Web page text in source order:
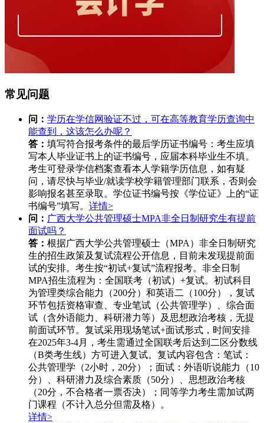
常见问题
问： 学历在学信网验证不过，可在高等教育学历查询中
能查到，这该怎么办呢？
答： 填写符合报考条件的最后学历证书编号：考生应填
写本人毕业证书上的证书编号，应届本科毕业生不填。
考生可登录学信档案查看本人学籍学历信息，如有疑
问，请尽快与毕业/就读学校学籍管理部门联系，否则会
影响报名甚至录取。学位证书编号按《学位证》上的“证
书编号”填写。 详情>
问： 广西大学公共管理硕士MPA非全日制研究生有提前
面试吗？
答： 根据广西大学公共管理硕士（MPA）非全日制研究
生的招生政策及复试流程公开信息，目前未发现提前面
试的安排。考生按“初试+复试”流程报考。非全日制
MPA招生流程为：全国联考（初试）+复试。初试科目
为管理类综合能力（200分）和英语二（100分），复试
环节包括资格审查、专业笔试（公共管理学）、综合面
试（含外语能力、科研潜力等）及思想政治考核，无提
前面试环节。复试采用现场笔试+面试形式，时间安排
在2025年3-4月，考生需通过全国联考后达到二区分数线
（B类考生线）方可进入复试。复试内容包含：笔试：
公共管理学（2小时，20分）；面试：外语听说能力（10
分）、科研潜力及综合素质（50分）、思想政治考核
（20分，不合格者一票否决）；同等学力考生需加试两
门课程（不计入总分但需及格）。
详情>